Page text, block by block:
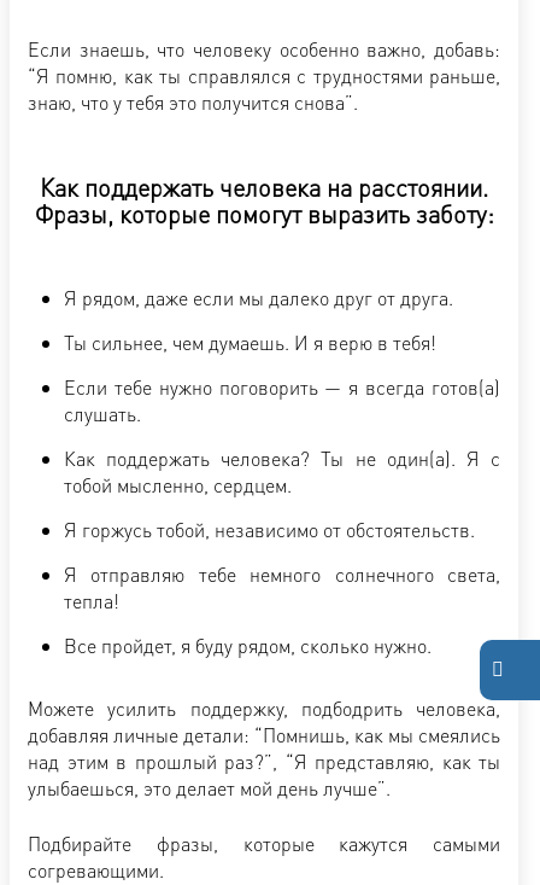
Если знаешь, что человеку особенно важно, добавь:
“Я помню, как ты справлялся с трудностями раньше,
знаю, что у тебя это получится снова”.
Как поддержать человека на расстоянии.
Фразы, которые помогут выразить заботу:
Я рядом, даже если мы далеко друг от друга.
Ты сильнее, чем думаешь. И я верю в тебя!
Если тебе нужно поговорить — я всегда готов(а)
слушать.
Как поддержать человека? Ты не один(а). Я с
тобой мысленно, сердцем.
Я горжусь тобой, независимо от обстоятельств.
Я отправляю тебе немного солнечного света,
тепла!
Все пройдет, я буду рядом, сколько нужно.
Можете усилить поддержку, подбодрить человека,
добавляя личные детали: “Помнишь, как мы смеялись
над этим в прошлый раз?”, “Я представляю, как ты
улыбаешься, это делает мой день лучше”.
Подбирайте фразы, которые кажутся самыми
согревающими.